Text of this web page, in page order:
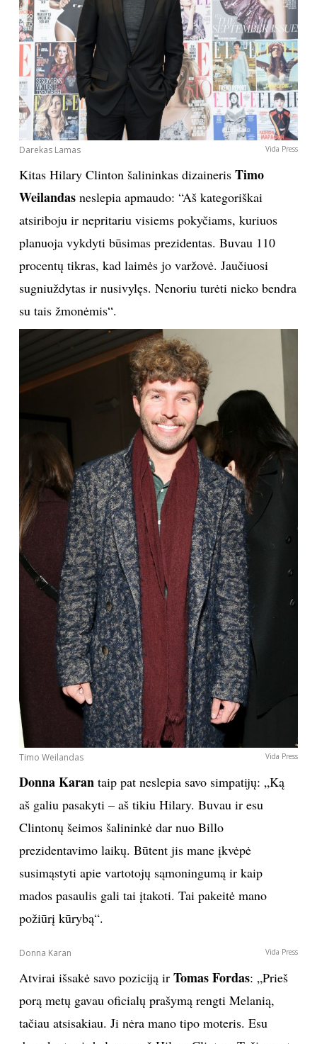
Darekas Lamas Vida Press
Kitas Hilary Clinton šalininkas dizaineris Timo
Weilandasneslepia apmaudo: “Aš kategoriškai
atsiriboju ir nepritariu visiems pokyčiams, kuriuos
planuoja vykdyti būsimas prezidentas. Buvau 110
procentų tikras, kad laimės jo varžovė. Jaučiuosi
sugniuždytas ir nusivylęs. Nenoriu turėti nieko bendra
su tais žmonėmis“.
Timo Weilandas Vida Press
Donna Karantaip pat neslepia savo simpatijų: „Ką
aš galiu pasakyti – aš tikiu Hilary. Buvau ir esu
Clintonų šeimos šalininkė dar nuo Billo
prezidentavimo laikų. Būtent jis mane įkvėpė
susimąstyti apie vartotojų sąmoningumą ir kaip
mados pasaulis gali tai įtakoti. Tai pakeitė mano
požiūrį kūrybą“.